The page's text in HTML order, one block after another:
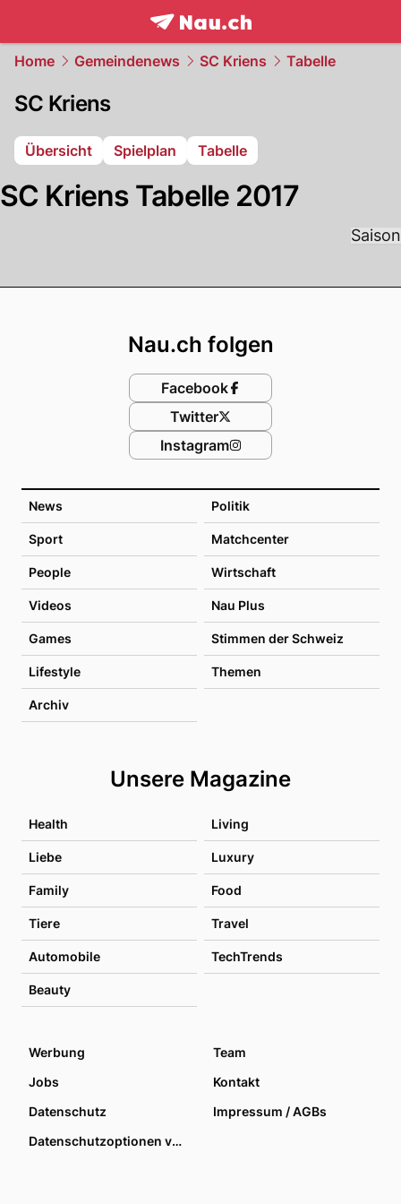
frontpage.NAU.ch
Home Gemeindenews SC Kriens Tabelle
SC Kriens
Übersicht Spielplan Tabelle
SC Kriens Tabelle 2017
Saison
News Politik
Sport Matchcenter
People Wirtschaft
Videos Nau Plus
Games Stimmen der Schweiz
Lifestyle Themen
Archiv
Unsere Magazine
Health Living
Liebe Luxury
Family Food
Tiere Travel
Automobile TechTrends
Beauty
Nau.ch folgen
Facebook
Twitter
Instagram
Werbung
Team
Jobs
Kontakt
Datenschutz
Impressum / AGBs
Datenschutzoptionen verwalten